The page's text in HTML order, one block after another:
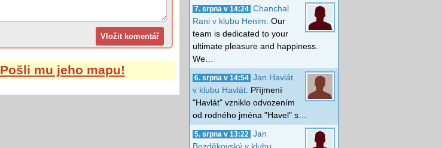
Pošli mu jeho mapu!
7. srpna v 14:24 Chanchal
Rani v klubu Henim: Our
team is dedicated to your
ultimate pleasure and happiness.
We…
6. srpna v 14:54 Jan Havlát
v klubu Havlát: Příjmení
"Havlát" vzniklo odvozením
od rodného jména "Havel" s…
5. srpna v 13:22
Jan
Bezděkovský v klubu